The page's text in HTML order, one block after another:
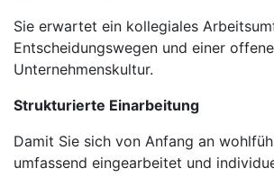
Sie erwartet ein kollegiales
Entscheidungswegen und einer
Unternehmenskultur.
Strukturierte Einarbeitung
Damit Sie sich von Anfang an
umfassend eingearbeitet und